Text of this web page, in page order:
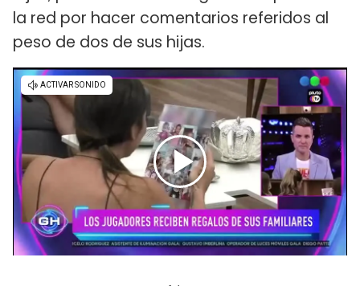
la red por hacer comentarios referidos al
peso de dos de sus hijas.